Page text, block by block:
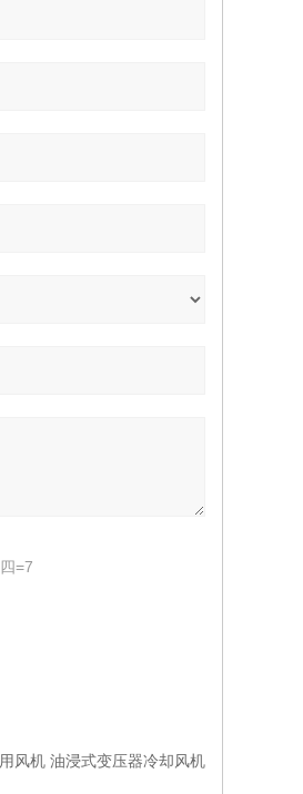
=7
风机 油浸式变压器冷却风机